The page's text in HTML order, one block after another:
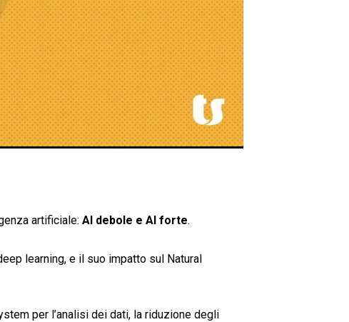
artificiale: AI debole e AI forte.
learning, e il suo impatto sul Natural
per l’analisi dei dati, la riduzione degli